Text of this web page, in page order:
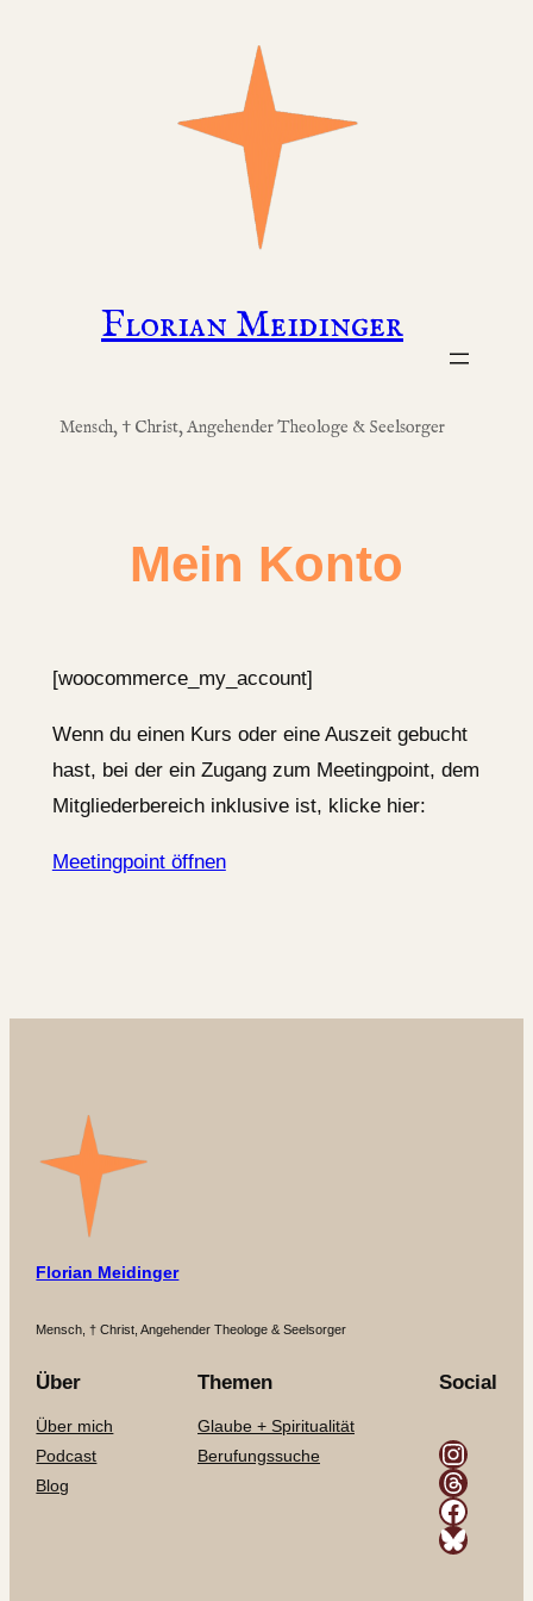
Florian Meidinger
Mensch, † Christ, Angehender Theologe & Seelsorger
Mein Konto
[woocommerce_my_account]
Wenn du einen Kurs oder eine Auszeit gebucht
hast, bei der ein Zugang zum Meetingpoint, dem
Mitgliederbereich inklusive ist, klicke hier:
Meetingpoint öffnen
Florian Meidinger
Mensch, † Christ, Angehender Theologe & Seelsorger
Über
Über mich
Podcast
Blog
Themen
Glaube + Spiritualität
Berufungssuche
Social
Instagram
Threads
Facebook
Bluesky